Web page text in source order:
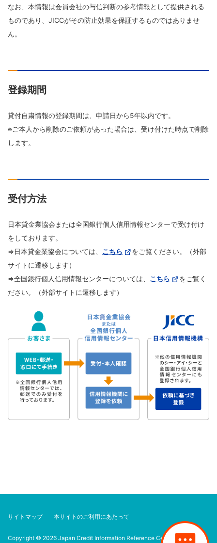
なお、本情報は会員会社の与信判断の参考情報として提供される
ものであり、JICCがその防止効果を保証するものではありませ
ん。
登録期間
貸付自粛情報の登録期間は、申請日から5年以内です。
※ご本人から削除のご依頼があった場合は、受け付けた時点で削除
します。
受付方法
日本貸金業協会または全国銀行個人信用情報センターで受け付け
をしております。
⇒日本貸金業協会については、 こちら
をご覧ください。（外部
サイトに遷移します）
⇒全国銀行個人信用情報センターについては、 こちら
をご覧く
ださい。（外部サイトに遷移します）
サイトマップ 本サイトのご利用にあたって
Copyright © 2026 Japan Credit Information Reference Center Corp. All